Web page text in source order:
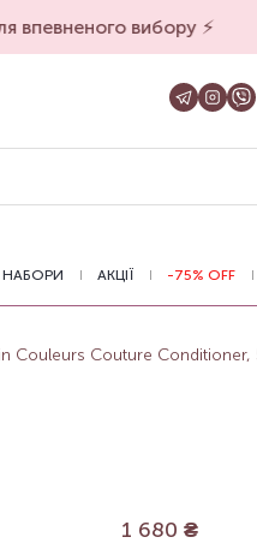
впевненого вибору ⚡️
НАБОРИ АКЦІЇ -75% OFF
Couleurs Couture Conditioner,
1 680 ₴